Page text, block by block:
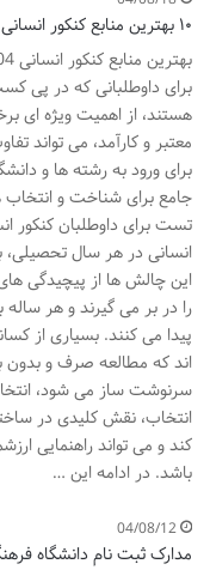
۱۰ بهترین منابع کنکور انسانی ۱۴۰۴ | راهنمای کامل انتخاب
برای داوطلبانی که در پی
هستند، از اهمیت ویژه ای
معتبر و کارآمد، می تواند
برای ورود به رشته ها و
جامع برای شناخت و
انسانی در هر سال
این چالش ها از پیچیدگی
را در بر می گیرند و هر ساله
پیدا می کنند. بسیاری از
اند که مطالعه صرف و بدون
سرنوشت ساز می شود،
انتخاب، نقش کلیدی در
کند و می تواند راهنمایی
باشد. در ادامه این …
04/08/12
مدارک ثبت نام دانشگاه